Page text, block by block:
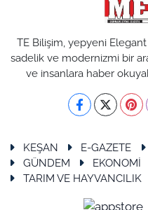
TE Bilişim, yepyeni
sadelik ve modernizmi bir
ve insanlara haber
KEŞAN E-GAZETE
GÜNDEM
EKONOMİ
TARIM VE HAYVANCILIK